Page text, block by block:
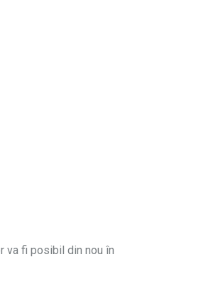
va fi posibil din nou în